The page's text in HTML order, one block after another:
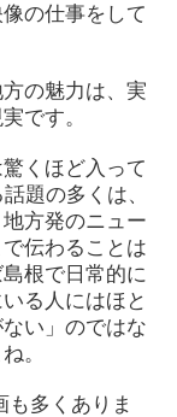
の仕事をして
の魅力は、実
です。
くほど入って
題の多くは、
方発のニュー
伝わることは
根で日常的に
る人にはほと
い」のではな
。
多くありま